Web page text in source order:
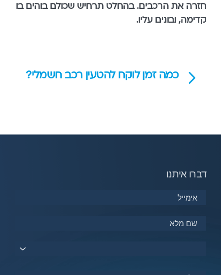
חזרה את הרכבים. בהחלט תרחיש שכולם בוהים בו
קדימה, ובונים עליו.
כמה זמן לוקח להטעין רכב חשמלי?
דברו איתנו